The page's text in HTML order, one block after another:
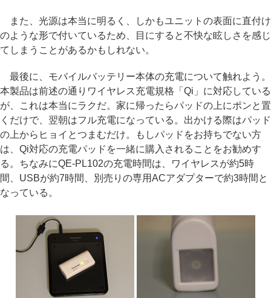
また、光源は本当に明るく、しかもユニットの表面に直付け
のような形で付いているため、目にすると不快な眩しさを感じ
てしまうことがあるかもしれない。
最後に、モバイルバッテリー本体の充電について触れよう。
本製品は前述の通りワイヤレス充電規格「Qi」に対応している
が、これは本当にラクだ。家に帰ったらパッドの上にポンと置
くだけで、翌朝はフル充電になっている。出かける際はパッド
の上からヒョイとつまむだけ。もしパッドをお持ちでない方
は、Qi対応の充電パッドを一緒に購入されることをお勧めす
る。ちなみにQE-PL102の充電時間は、ワイヤレスが約5時
間、USBが約7時間、別売りの専用ACアダプターで約3時間と
なっている。